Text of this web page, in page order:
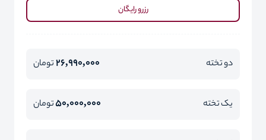
رزرو رایگان
دو تخته 26,990,000تومان
یک تخته 50,000,000تومان